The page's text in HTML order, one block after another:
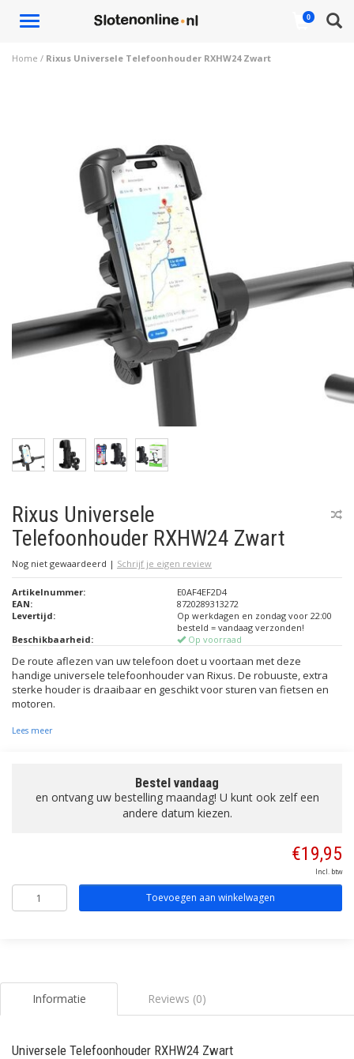
Toggle
0
Home / Rixus Universele Telefoonhouder RXHW24 Zwart
Rixus Universele
Telefoonhouder RXHW24 Zwart
Nog niet gewaardeerd | Schrijf je eigen review
Artikelnummer:
E0AF4EF2D4
EAN:
8720289313272
Levertijd:
Op werkdagen en zondag voor 22:00
besteld = vandaag verzonden!
Beschikbaarheid:
Op voorraad
De route aflezen van uw telefoon doet u voortaan met deze
handige universele telefoonhouder van Rixus. De robuuste, extra
sterke houder is draaibaar en geschikt voor sturen van fietsen en
motoren.
Lees meer
Bestel vandaag
en ontvang uw bestelling maandag! U kunt ook zelf een
andere datum kiezen.
€19,95
Incl. btw
Toevoegen aan winkelwagen
Informatie Reviews (0)
Universele Telefoonhouder RXHW24 Zwart